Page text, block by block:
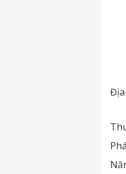
Địa